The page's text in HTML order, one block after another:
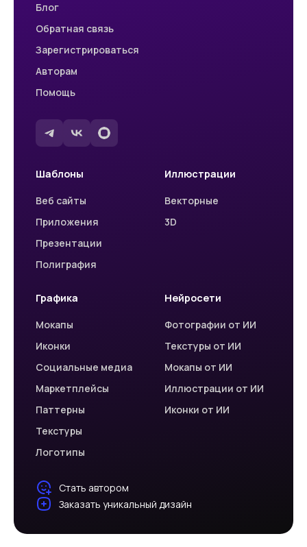
Блог
Обратная связь
Зарегистрироваться
Авторам
Помощь
Шаблоны
Веб сайты
Приложения
Презентации
Полиграфия
Иллюстрации
Векторные
3D
Графика
Мокапы
Иконки
Социальные медиа
Маркетплейсы
Паттерны
Текстуры
Логотипы
Нейросети
Фотографии от ИИ
Текстуры от ИИ
Мокапы от ИИ
Иллюстрации от ИИ
Иконки от ИИ
Стать автором
Заказать уникальный дизайн